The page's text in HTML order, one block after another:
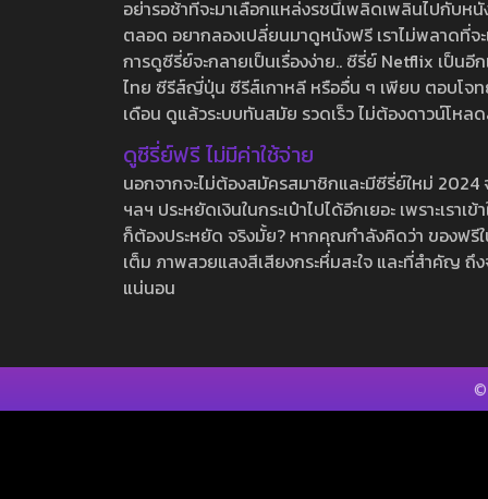
อย่ารอช้าที่จะมาเลือกแหล่งรชนี้เพลิดเพลินไปกับห
ตลอด อยากลองเปลี่ยนมาดูหนังฟรี เราไม่พลาดที่
การดูซีรี่ย์จะกลายเป็นเรื่องง่าย.. ซีรี่ย์ Netflix เป็น
ไทย ซีรีส์ญี่ปุ่น ซีรีส์เกาหลี หรืออื่น ๆ เพียบ ตอบโจท
เดือน ดูแล้วระบบทันสมัย รวดเร็ว ไม่ต้องดาวน์โห
ดูซีรี่ย์ฟรี ไม่มีค่าใช้จ่าย
นอกจากจะไม่ต้องสมัครสมาชิกและมีซีรี่ย์ใหม่
ฯลฯ ประหยัดเงินในกระเป๋าไปได้อีกเยอะ เพราะเร
ก็ต้องประหยัด จริงมั้ย? หากคุณกำลังคิดว่า ของฟ
เต็ม ภาพสวยแสงสีเสียงกระหึ่มสะใจ และที่สำคัญ
แน่นอน
©